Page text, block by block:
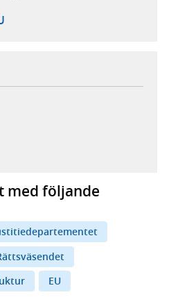
ny flik, extern webbplats,
webbplats,
flik, extern webbplats,
postklient,
med följande
EU